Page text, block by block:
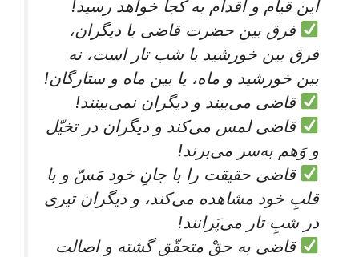
این قیام و اقدام به کجا خواهد رسید!
فرق بین حضرت قاضی با دیگران،
فرق بین خورشید با شب تار است، نه
بین خورشید و ماه، یا بین ماه و ستارگان!
قاضی می‌بیند و دیگران نمی‌بینند!
قاضی لمس می‌کند و دیگران در تخیّل
و وَهم به‌سر می‌برند!
قاضی حقیقت را با جانِ خود مَسّ و با
قلبِ خود مشاهده می‌کند، و دیگران تیری
در شبِ تار می‌پَرانند!
قاضی به حقْ متحقّق گشته و اصالت